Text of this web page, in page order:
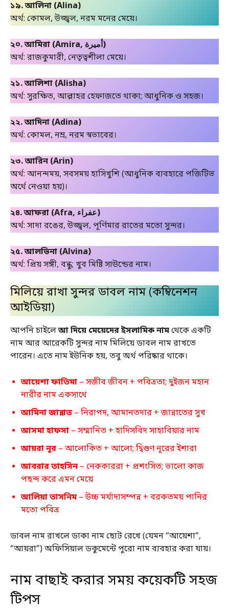
১৯. আলিনা (Alina)
অর্থ: কোমল, উজ্জ্বল, নরম মনের মেয়ে।
২০. আমিরা (Amira, أميرة)
অর্থ: রাজকুমারী, নেতৃত্বশীলা মেয়ে।
২১. আলিশা (Alisha)
অর্থ: সুরক্ষিত, আল্লাহর হেফাজতে থাকা; আধুনিক ও সহজ।
২২. আদিনা (Adina)
অর্থ: কোমল, নম্র, নরম স্বভাবের।
২৩. আরিন (Arin)
অর্থ: আনন্দময়, সবসময় হাসিখুশি (আধুনিক ব্যবহারে পজিটিভ
অর্থে নেওয়া হয়)।
২৪. আফরা (Afra, عفراء)
অর্থ: সাদা রঙের, উজ্জ্বল, পূর্ণিমার রাতের মতো সুন্দর।
২৫. আলভিনা (Alvina)
অর্থ: প্রিয় সঙ্গী, বন্ধু; খুব মিষ্টি সাউন্ডের নাম।
মিলিয়ে রাখা সুন্দর ডাবল নাম (কম্বিনেশন
আইডিয়া)
আপনি চাইলেআ দিয়ে মেয়েদের ইসলামিক নামথেকে একটি
নাম আর আরেকটি সুন্দর নাম মিলিয়ে ডাবল নাম রাখতে
পারেন। এতে নাম ইউনিক হয়, তবু অর্থ পরিষ্কার থাকে।
আয়েশা ফাতিমা – সজীব জীবন + পবিত্রতা; দুইজন মহান
নারীর নাম একসাথে
আমিনা জান্নাত – নিরাপদ, আমানতদার + জান্নাতের সুখ
আসমা হাফসা – সম্মানিত + হাদিসবিদ সাহাবিয়ার নাম
আয়রা নূর – আলোকিত + আলো; দ্বিগুণ নূরের ইশারা
আবরার তাহসিন – নেককাররা + প্রশংসিত; ভালো কাজ
পছন্দ করে এমন মেয়ে
আলিয়া তাসনিম – উচ্চ মর্যাদাসম্পন্ন + বরকতময় পানির
মতো পবিত্র
ডাবল নাম রাখলে ডাকা নাম ছোট রেখে (যেমন “আয়েশা”,
“আয়রা”) অফিসিয়াল ডকুমেন্টে পুরো নাম ব্যবহার করা যায়।
নাম বাছাই করার সময় কয়েকটি সহজ
টিপস